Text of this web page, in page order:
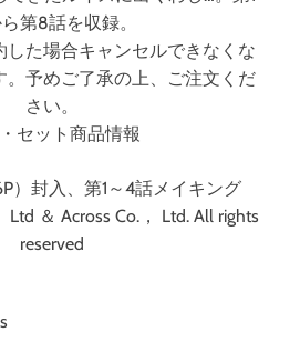
第8話を収録。
た場合キャンセルできなくな
。予めご了承の上、ご注文くだ
さい。
セット商品情報
）封入、第1～4話メイキング
Ltd ＆ Across Co.， Ltd. All rights
reserved